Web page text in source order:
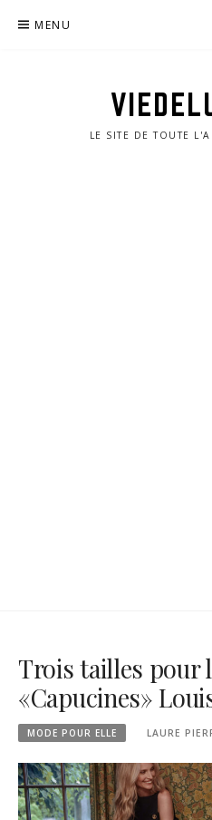
MENU
LE SITE DE TOUTE
Trois tailles pour
«Capucines»
MODE POUR ELLE LAURE